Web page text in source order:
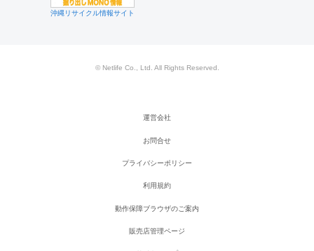
沖縄リサイクル情報サイト
© Netlife Co., Ltd. All Rights Reserved.
運営会社
お問合せ
プライバシーポリシー
利用規約
動作保障ブラウザのご案内
販売店管理ページ